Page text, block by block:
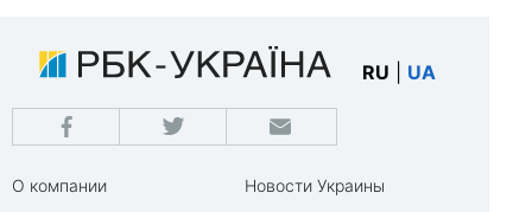
RU UA
О компании
Новости Украины